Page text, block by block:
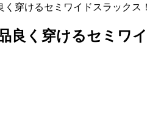
く穿けるセミワイドスラックス！
良く穿けるセミワイ